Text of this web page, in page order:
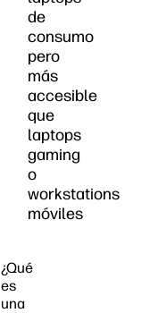
de
consumo
pero
más
accesible
que
laptops
gaming
o
workstations
móviles
¿Qué
es
una